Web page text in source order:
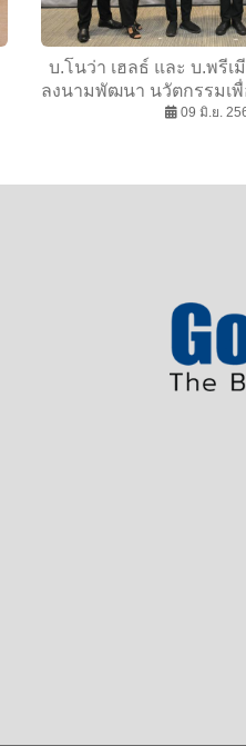
บ.โนว่า เฮลธ์ และ บ.พรีเ
ลงนามพัฒนา นวัตกรรมเ
& Wellness 09 มิ.ย.